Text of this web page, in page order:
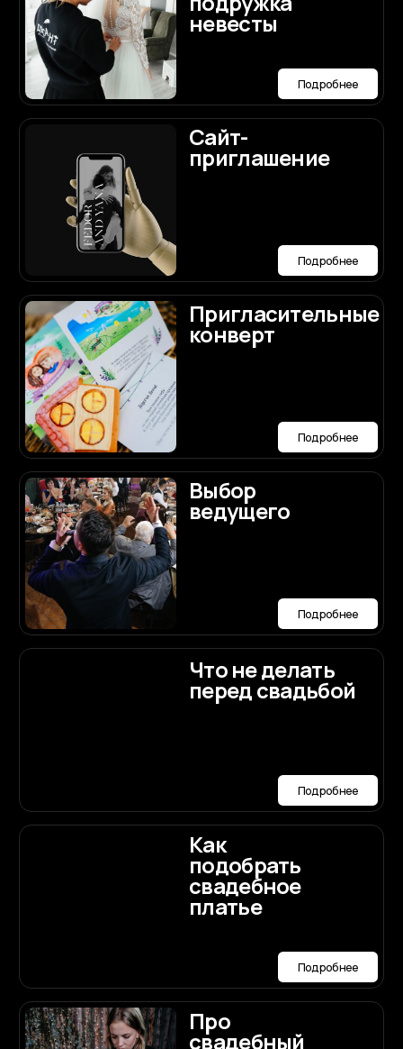
Подробнее
Мы будем рады
ответить
на ваши вопросы по
организации
свадьбы
Договориться о встрече
Написать нам лично в Max
Наши контакты
+7 (987) 710-90-90
Номер телефона:
Мессенджеры и соц.сети: